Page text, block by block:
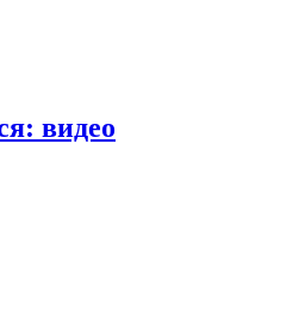
видео